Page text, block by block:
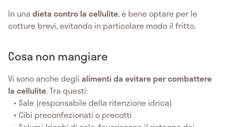
In una dieta contro la cellulite, è bene optare per le
cotture brevi, evitando in particolare modo il fritto.
Cosa non mangiare
Vi sono anche degli alimenti da evitare per combattere
la cellulite. Tra questi:
Sale (responsabile della ritenzione idrica)
Cibi preconfezionati o precotti